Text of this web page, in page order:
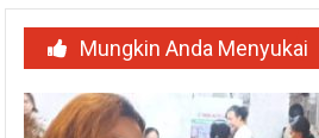
Mungkin Anda Menyukai